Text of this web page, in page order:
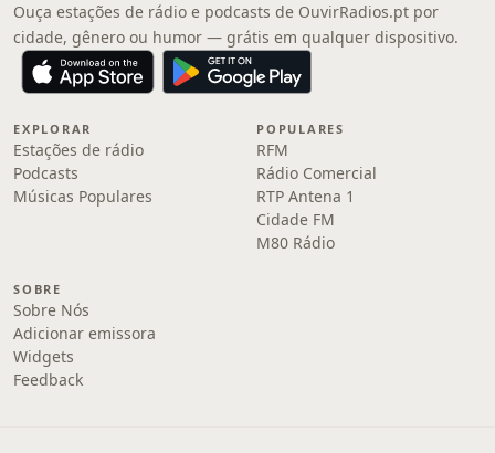
Ouça estações de rádio e podcasts de OuvirRadios.pt por
cidade, gênero ou humor — grátis em qualquer dispositivo.
EXPLORAR
Estações de rádio
Podcasts
Músicas Populares
POPULARES
RFM
Rádio Comercial
RTP Antena 1
Cidade FM
M80 Rádio
SOBRE
Sobre Nós
Adicionar emissora
Widgets
Feedback